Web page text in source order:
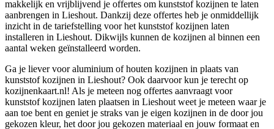
makkelijk en vrijblijvend je offertes om kunststof kozijnen te laten
aanbrengen in Lieshout. Dankzij deze offertes heb je onmiddellijk
inzicht in de tariefstelling voor het kunststof kozijnen laten
installeren in Lieshout. Dikwijls kunnen de kozijnen al binnen een
aantal weken geïnstalleerd worden.
Ga je liever voor aluminium of houten kozijnen in plaats van
kunststof kozijnen in Lieshout? Ook daarvoor kun je terecht op
kozijnenkaart.nl! Als je meteen nog offertes aanvraagt voor
kunststof kozijnen laten plaatsen in Lieshout weet je meteen waar je
aan toe bent en geniet je straks van je eigen kozijnen in de door jou
gekozen kleur, het door jou gekozen materiaal en jouw formaat en